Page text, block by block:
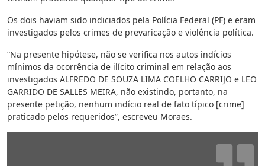
Os dois haviam sido indiciados pela Polícia Federal (PF) e eram
investigados pelos crimes de prevaricação e violência política.
“Na presente hipótese, não se verifica nos autos indícios
mínimos da ocorrência de ilícito criminal em relação aos
investigados ALFREDO DE SOUZA LIMA COELHO CARRIJO e LEO
GARRIDO DE SALLES MEIRA, não existindo, portanto, na
presente petição, nenhum indício real de fato típico [crime]
praticado pelos requeridos”, escreveu Moraes.